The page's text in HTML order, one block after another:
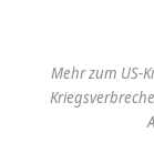
Mehr zum US-